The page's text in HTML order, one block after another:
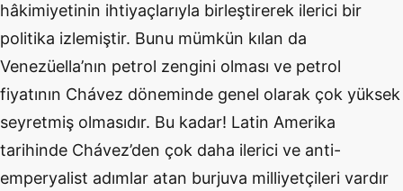
hâkimiyetinin ihtiyaçlarıyla birleştirerek ilerici bir
politika izlemiştir. Bunu mümkün kılan da
Venezüella’nın petrol zengini olması ve petrol
fiyatının Chávez döneminde genel olarak çok yüksek
seyretmiş olmasıdır. Bu kadar! Latin Amerika
tarihinde Chávez’den çok daha ilerici ve anti-
emperyalist adımlar atan burjuva milliyetçileri vardır